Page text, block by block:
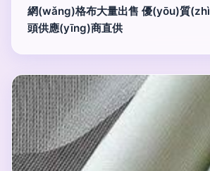
網(wǎng)格布大量出售 優(yōu)質
頭供應(yīng)商直供